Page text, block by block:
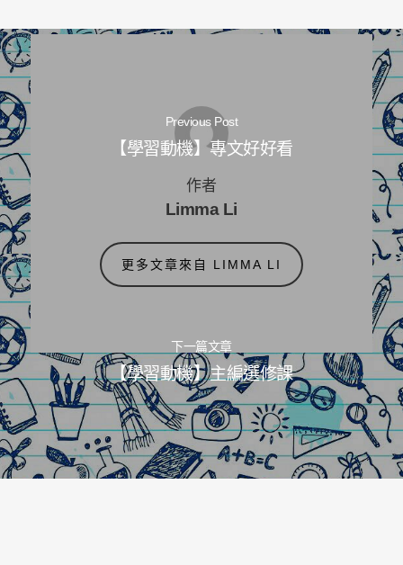
Previous Post
【學習動機】專文好好看
下一篇文章
【學習動機】主編選修課
作者
Limma Li
更多文章來自 LIMMA LI